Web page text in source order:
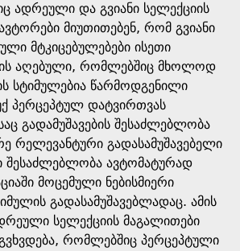
და გვიანი სელექციის
მიუთითებენ, რომ გვიანი
მტკიცებულებები ისეთი
აღებული, რომლებშიც მხოლოდ
სტიმულებია წარმოდგენილი
პერცეპტულ დატვირთვას
გადამუშავების შესაძლებლობა
რელევანტური გადასამუშავებელი
შესაძლებლობა ავტომატურად
მოცემული ნებისმიერი
გადასამუშავებლადაც. ამის
სელექციის მაგალითები
გვხვდება, რომლებშიც პერცეპტული